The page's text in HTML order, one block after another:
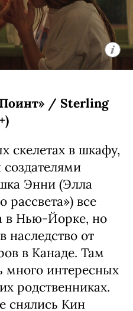
/ Sterling
скелетах в шкафу,
Энни (Элла
рассвета») все
в Нью-Йорке, но
наследство от
в Канаде. Там
много интересных
родственниках.
снялись Кин